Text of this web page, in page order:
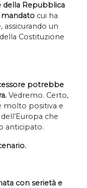
della Repubblica
mandato cui ha
un
Costituzione
potrebbe
Vedremo. Certo,
molto positiva e
che
anticipato.
con serietà e